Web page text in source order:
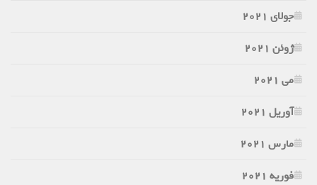
جولای 2021
ژوئن 2021
می 2021
آوریل 2021
مارس 2021
فوریه 2021